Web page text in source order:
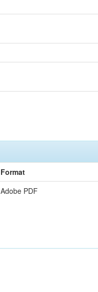
Format
Adobe PDF